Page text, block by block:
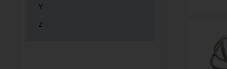
Y
Z